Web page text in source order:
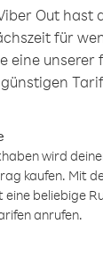
Out hast
für
eine unserer
wird
kaufen. Mit
beliebige
anrufen.